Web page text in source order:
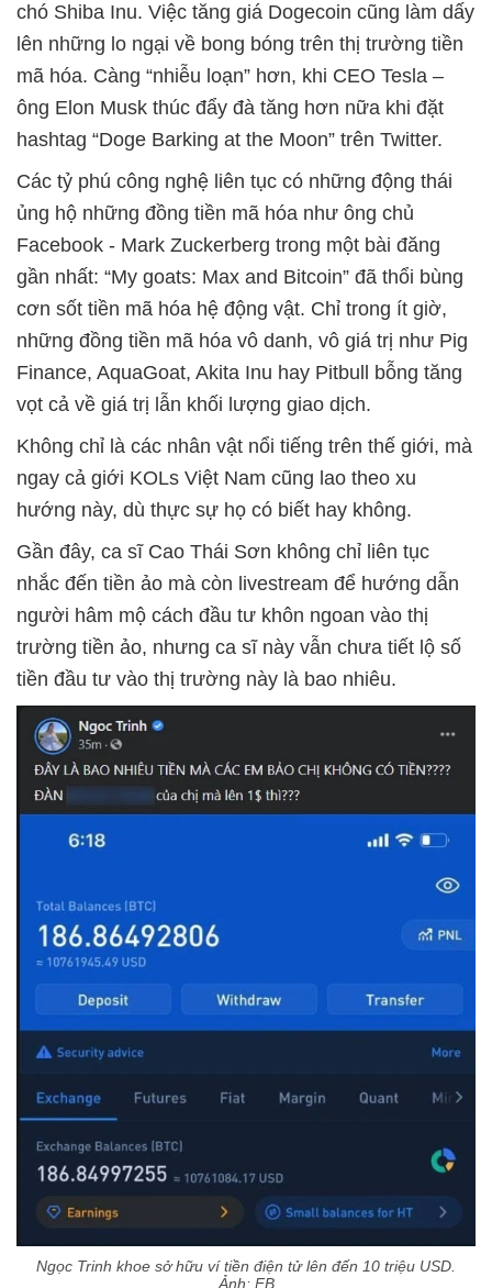
chó Shiba Inu. Việc tăng giá Dogecoin cũng làm dấy
lên những lo ngại về bong bóng trên thị trường tiền
mã hóa. Càng “nhiễu loạn” hơn, khi CEO Tesla –
ông Elon Musk thúc đẩy đà tăng hơn nữa khi đặt
hashtag “Doge Barking at the Moon” trên Twitter.
Các tỷ phú công nghệ liên tục có những động thái
ủng hộ những đồng tiền mã hóa như ông chủ
Facebook - Mark Zuckerberg trong một bài đăng
gần nhất: “My goats: Max and Bitcoin” đã thổi bùng
cơn sốt tiền mã hóa hệ động vật. Chỉ trong ít giờ,
những đồng tiền mã hóa vô danh, vô giá trị như Pig
Finance, AquaGoat, Akita Inu hay Pitbull bỗng tăng
vọt cả về giá trị lẫn khối lượng giao dịch.
Không chỉ là các nhân vật nổi tiếng trên thế giới, mà
ngay cả giới KOLs Việt Nam cũng lao theo xu
hướng này, dù thực sự họ có biết hay không.
Gần đây, ca sĩ Cao Thái Sơn không chỉ liên tục
nhắc đến tiền ảo mà còn livestream để hướng dẫn
người hâm mộ cách đầu tư khôn ngoan vào thị
trường tiền ảo, nhưng ca sĩ này vẫn chưa tiết lộ số
tiền đầu tư vào thị trường này là bao nhiêu.
Ngọc Trinh khoe sở hữu ví tiền điện tử lên đến 10 triệu USD.
Ảnh: FB